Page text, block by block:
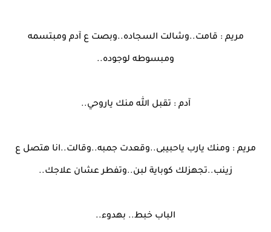
مريم : قامت..وشالت السجاده..وبصت ع آدم ومبتسمه
ومبسوطه لوجوده..
آدم : تقبل الله منك ياروحي..
مريم : ومنك يارب ياحبيبى..وقعدت جمبه..وقالت..انا هتصل ع
زينب..تجهزلك كوباية لبن..وتفطر عشان علاجك..
الباب خبط.. بهدوء..